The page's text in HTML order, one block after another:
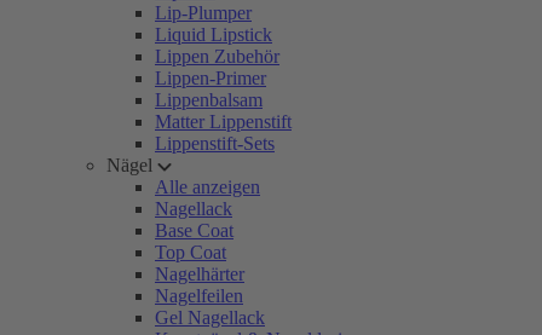
Lip-Plumper
Liquid Lipstick
Lippen Zubehör
Lippen-Primer
Lippenbalsam
Matter Lippenstift
Lippenstift-Sets
Nägel
Alle anzeigen
Nagellack
Base Coat
Top Coat
Nagelhärter
Nagelfeilen
Gel Nagellack